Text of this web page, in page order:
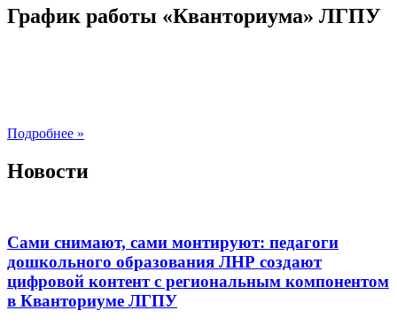
График работы «Кванториума» ЛГПУ
Подробнее »
Новости
Сами снимают, сами монтируют: педагоги
дошкольного образования ЛНР создают
цифровой контент с региональным компонентом
в Кванториуме ЛГПУ​